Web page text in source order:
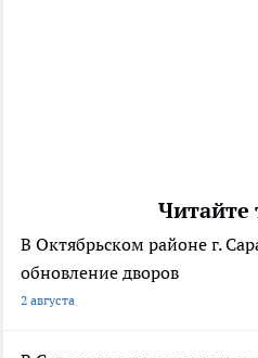
Читайте
В Октябрьском районе г.
обновление дворов
2 августа